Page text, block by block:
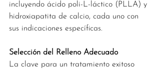
incluyendo ácido poli-L-láctico (PLLA) y
hidroxiapatita de calcio, cada uno con
sus indicaciones específicas.
Selección del Relleno Adecuado
La clave para un tratamiento exitoso